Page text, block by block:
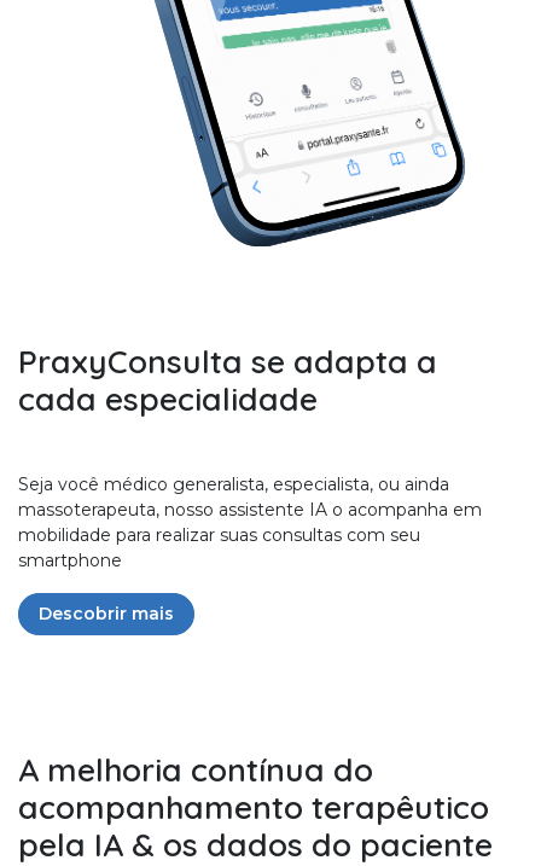
PraxyConsulta se adapta a
cada especialidade
Seja você médico generalista, especialista, ou ainda
massoterapeuta, nosso assistente IA o acompanha em
mobilidade para realizar suas consultas com seu
smartphone
Descobrir mais
A melhoria contínua do
acompanhamento terapêutico
pela IA & os dados do paciente